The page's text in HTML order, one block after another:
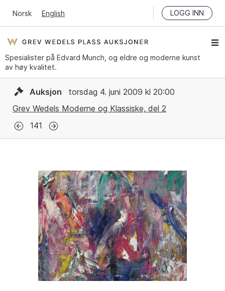
Norsk English LOGG INN
Spesialister på Edvard Munch, og eldre og moderne kunst
av høy kvalitet.
Auksjon
torsdag 4. juni 2009 kl 20:00
Grev Wedels Moderne og Klassiske, del 2
141